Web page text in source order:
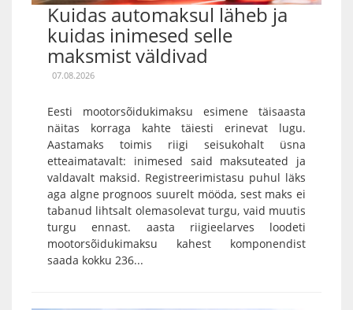
Kuidas automaksul läheb ja
kuidas inimesed selle
maksmist väldivad
07.08.2026
Eesti mootorsõidukimaksu esimene täisaasta
näitas korraga kahte täiesti erinevat lugu.
Aastamaks toimis riigi seisukohalt üsna
etteaimatavalt: inimesed said maksuteated ja
valdavalt maksid. Registreerimistasu puhul läks
aga algne prognoos suurelt mööda, sest maks ei
tabanud lihtsalt olemasolevat turgu, vaid muutis
turgu ennast. aasta riigieelarves loodeti
mootorsõidukimaksu kahest komponendist
saada kokku 236...